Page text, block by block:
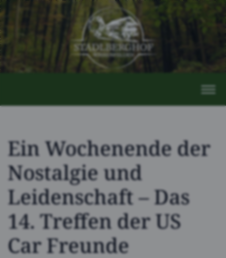
Ein Wochenende der
Nostalgie und
Leidenschaft – Das
14. Treffen der US
Car Freunde